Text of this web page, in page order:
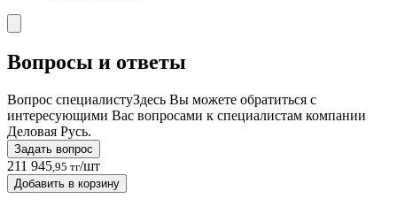
Вопросы и ответы
Вопрос специалистуЗдесь Вы можете обратиться с
интересующими Вас вопросами к специалистам компании
Деловая Русь.
Задать вопрос
211 945 ,95 тг/шт
Добавить в корзину